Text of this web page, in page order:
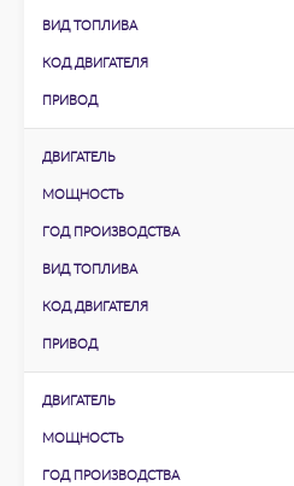
ВИД ТОПЛИВА
КОД ДВИГАТЕЛЯ
ПРИВОД
ДВИГАТЕЛЬ
МОЩНОСТЬ
ГОД ПРОИЗВОДСТВА
ВИД ТОПЛИВА
КОД ДВИГАТЕЛЯ
ПРИВОД
ДВИГАТЕЛЬ
МОЩНОСТЬ
ГОД ПРОИЗВОДСТВА